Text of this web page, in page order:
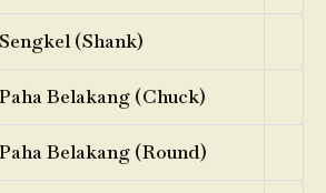
(Shank)
Belakang (Chuck)
Belakang (Round)